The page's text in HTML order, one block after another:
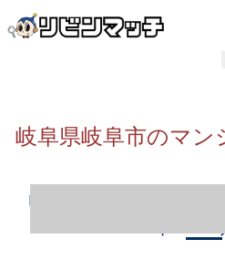
岐阜県岐阜市のマン
岐阜県岐阜市のマンシ